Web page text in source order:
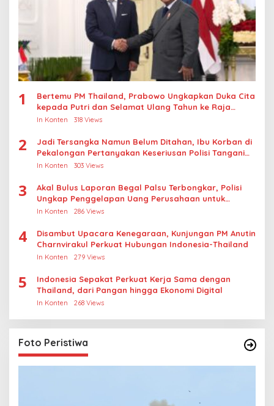
1
Bertemu PM Thailand, Prabowo Ungkapkan Duka Cita
kepada Putri dan Selamat Ulang Tahun ke Raja
Thailand
In Konten 318 Views
2
Jadi Tersangka Namun Belum Ditahan, Ibu Korban di
Pekalongan Pertanyakan Keseriusan Polisi Tangani
Kasus Rudapksa Sampai Anaknya Hamil
In Konten 303 Views
3
Akal Bulus Laporan Begal Palsu Terbongkar, Polisi
Ungkap Penggelapan Uang Perusahaan untuk
Crypto
In Konten 286 Views
4
Disambut Upacara Kenegaraan, Kunjungan PM Anutin
Charnvirakul Perkuat Hubungan Indonesia-Thailand
In Konten 279 Views
5
Indonesia Sepakat Perkuat Kerja Sama dengan
Thailand, dari Pangan hingga Ekonomi Digital
In Konten 268 Views
Foto Peristiwa